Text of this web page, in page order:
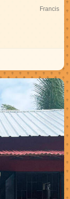
Francis